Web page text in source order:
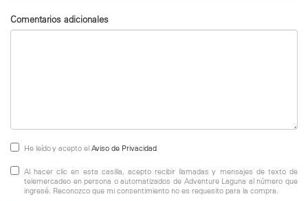
Comentarios adicionales
He leído y acepto el Aviso de Privacidad
Al hacer clic en esta casilla, acepto recibir llamadas y mensajes de texto de
telemercadeo en persona o automatizados de Adventure Laguna al número que
ingresé. Reconozco que mi consentimiento no es requesito para la compra.